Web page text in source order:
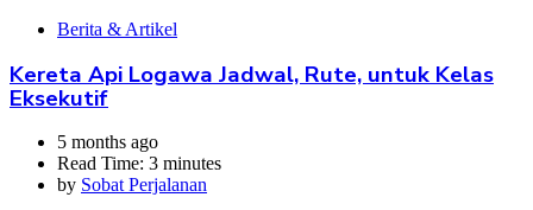
Berita & Artikel
Kereta Api Logawa Jadwal, Rute, untuk Kelas
Eksekutif
5 months ago
Read Time: 3 minutes
by Sobat Perjalanan